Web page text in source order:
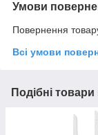
Умови
Повернення
Всі умови
Подібні товари